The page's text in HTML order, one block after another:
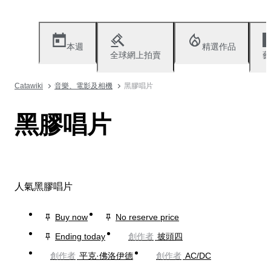
本週
全球網上拍賣
精選作品
Catawiki 音樂、電影及相機 黑膠唱片
黑膠唱片
人氣黑膠唱片
Buy now
No reserve price
Ending today
創作者 披頭四
創作者 平克·佛洛伊德 創作者 AC/DC